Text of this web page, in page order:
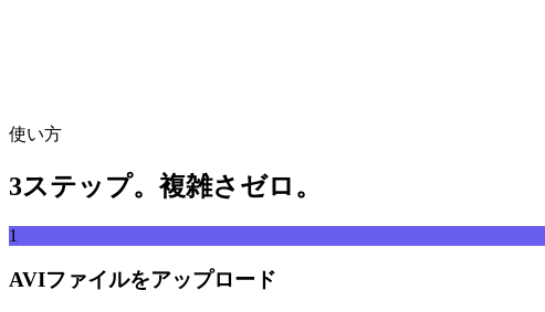
使い方
3ステップ。複雑さゼロ。
1
AVIファイルをアップロード